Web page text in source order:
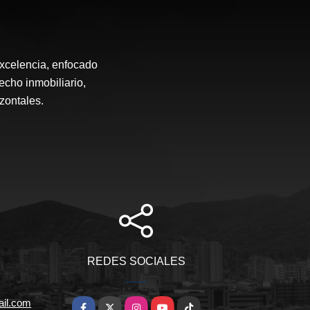
enfocado
inmobiliario,
REDES SOCIALES
Facebook
X InstagramYouTube
TikTok